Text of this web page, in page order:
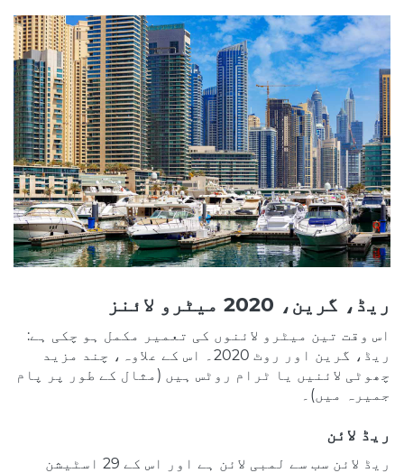
ریڈ، گرین، 2020 میٹرو لائنز
اس وقت تین میٹرو لائنوں کی تعمیر مکمل ہو چکی ہے:
ریڈ، گرین اور روٹ 2020۔ اس کے علاوہ، چند مزید
چھوٹی لائنیں یا ٹرام روٹس ہیں (مثال کے طور پر پام
جمیرہ میں)۔
ریڈ لائن
ریڈ لائن سب سے لمبی لائن ہے اور اس کے 29 اسٹیشن